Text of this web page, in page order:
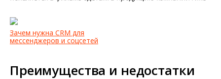
Зачем нужна CRM для
мессенджеров и соцсетей
Преимущества и недостатки